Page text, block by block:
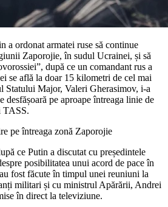
a ordonat armatei ruse să continue
Zaporojie, în sudul Ucrainei, și să
după ce un comandant rus a
se află la doar 15 kilometri de cel mai
Statului Major, Valeri Gherasimov, i-a
desfășoară pe aproape întreaga linie de
TASS.
pe întreaga zonă Zaporojie
ce Putin a discutat cu președintele
posibilitatea unui acord de pace în
fost făcute în timpul unei reuniuni la
militari și cu ministrul Apărării, Andrei
în direct la televiziune.